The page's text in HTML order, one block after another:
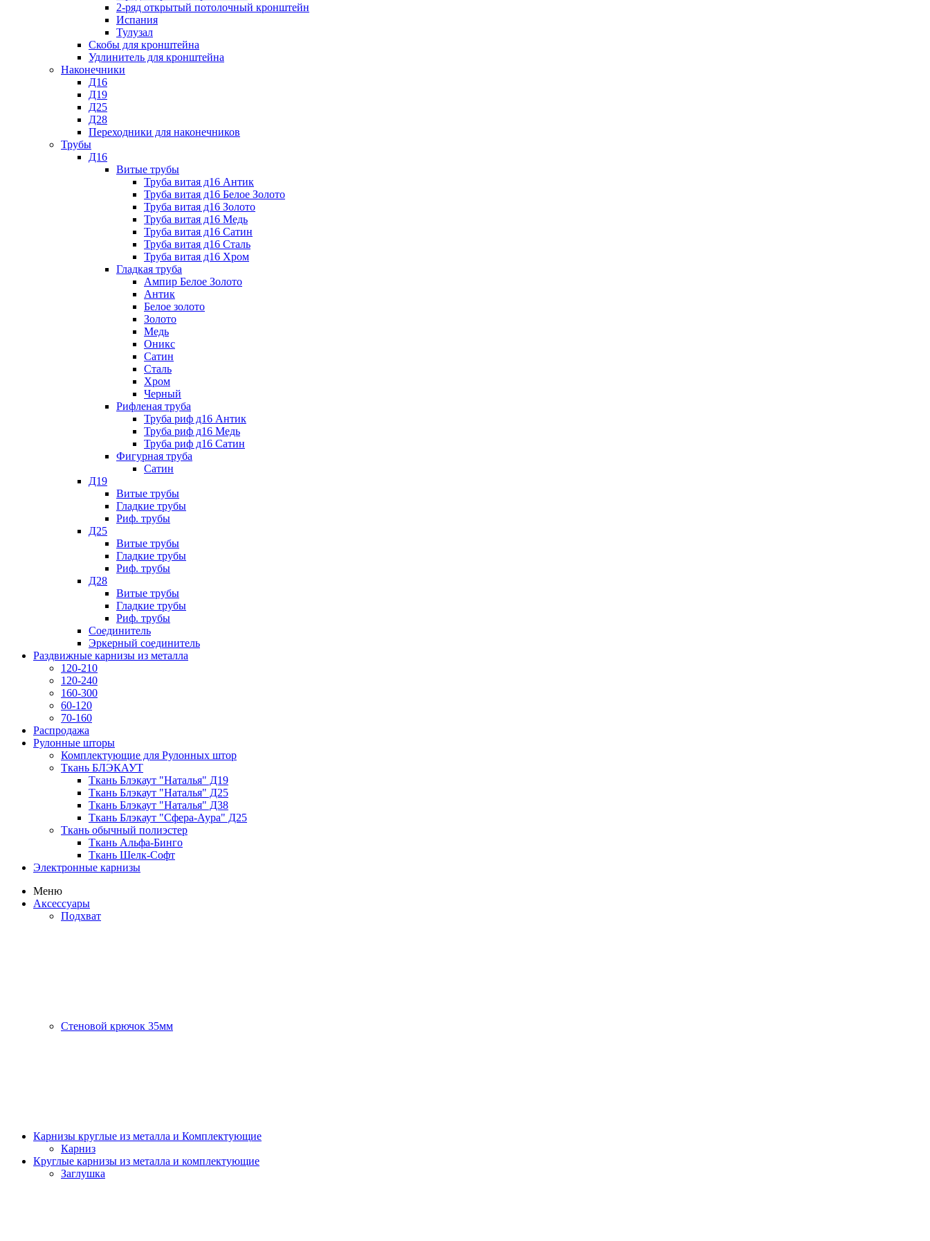
2-ряд открытый потолочный кронштейн
Испания
Тулузал
Скобы для кронштейна
Удлинитель для кронштейна
Наконечники
Д16
Д19
Д25
Д28
Переходники для наконечников
Трубы
Д16
Витые трубы
Труба витая д16 Антик
Труба витая д16 Белое Золото
Труба витая д16 Золото
Труба витая д16 Медь
Труба витая д16 Сатин
Труба витая д16 Сталь
Труба витая д16 Хром
Гладкая труба
Ампир Белое Золото
Антик
Белое золото
Золото
Медь
Оникс
Сатин
Сталь
Хром
Черный
Рифленая труба
Труба риф д16 Антик
Труба риф д16 Медь
Труба риф д16 Сатин
Фигурная труба
Сатин
Д19
Витые трубы
Гладкие трубы
Риф. трубы
Д25
Витые трубы
Гладкие трубы
Риф. трубы
Д28
Витые трубы
Гладкие трубы
Риф. трубы
Соединитель
Эркерный соединитель
Раздвижные карнизы из металла
120-210
120-240
160-300
60-120
70-160
Распродажа
Рулонные шторы
Комплектующие для Рулонных штор
Ткань БЛЭКАУТ
Ткань Блэкаут "Наталья" Д19
Ткань Блэкаут "Наталья" Д25
Ткань Блэкаут "Наталья" Д38
Ткань Блэкаут "Сфера-Аура" Д25
Ткань обычный полиэстер
Ткань Альфа-Бинго
Ткань Шелк-Софт
Электронные карнизы
Меню
Аксессуары
Подхват
Стеновой крючок 35мм
Карнизы круглые из металла и Комплектующие
Карниз
Круглые карнизы из металла и комплектующие
Заглушка